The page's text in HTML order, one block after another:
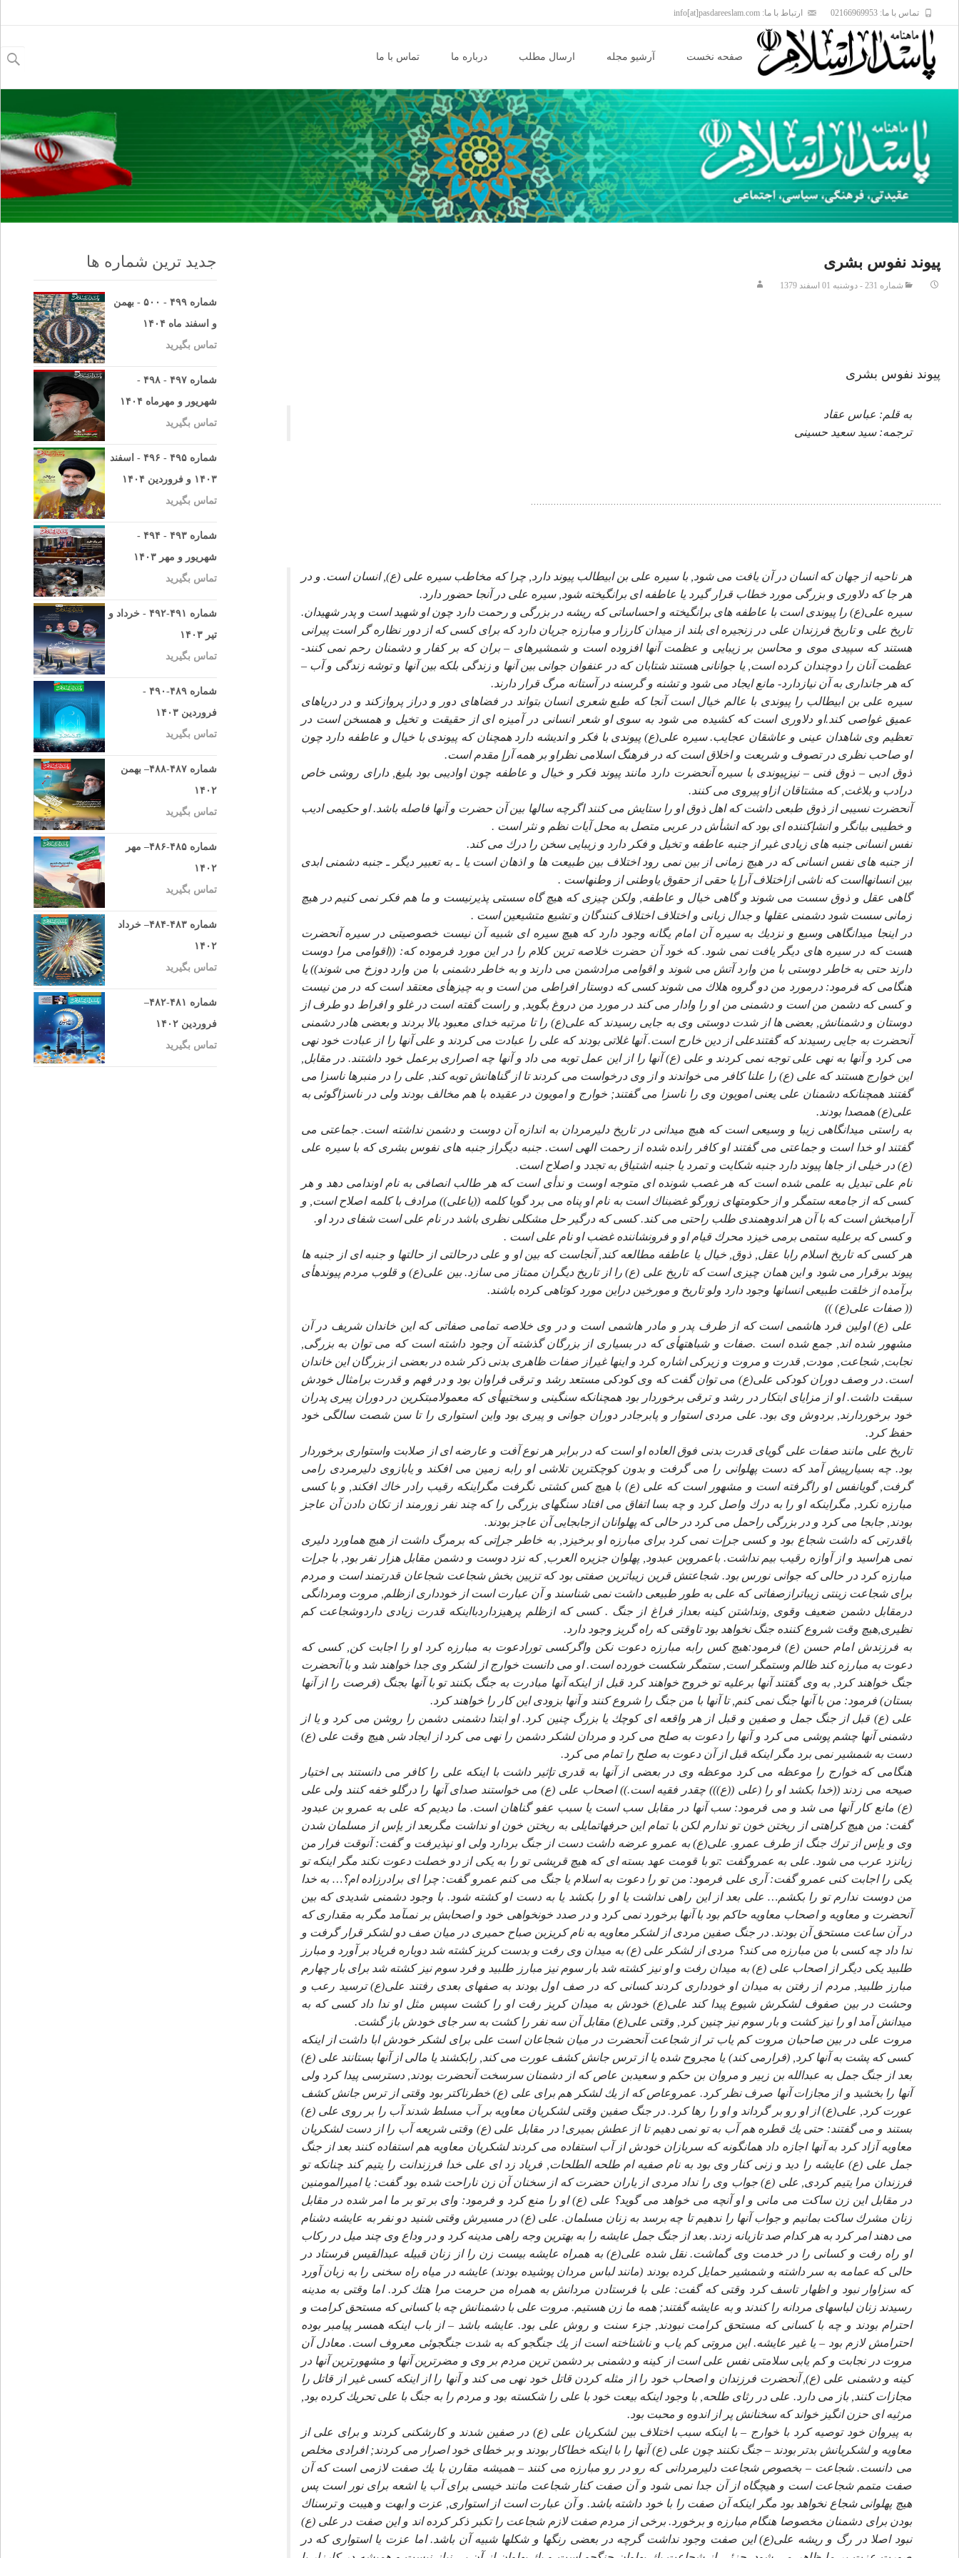
تماس با ما: 02166969953 ارتباط با ما: info[at]pasdareeslam.com
content
صفحه نخست آرشیو مجله ارسال مطلب درباره ما تماس با ما
برای:
پيوند نفوس بشرى
شماره 231 - دوشنبه 01 اسفند 1379
پيوند نفوس بشرى
به قلم: عباس عقاد
ترجمه: سيد سعيد حسينى
هر ناحيه از جهان كه انسان در آن يافت مى شود, با سيره على بن ابيطالب پيوند دارد, چرا كه مخاطب سيره على (ع), انسان است. و در
هر جا كه دلاورى و بزرگى مورد خطاب قرار گيرد يا عاطفه اى برانگيخته شود, سيره على در آنجا حضور دارد.
سيره على(ع) را پيوندى است با عاطفه هاى برانگيخته و احساساتى كه ريشه در بزرگى و رحمت دارد چون او شهيد است و پدر شهيدان.
تاريخ على و تاريخ فرزندان على در زنجيره اى بلند از ميدان كارزار و مبارزه جريان دارد كه براى كسى كه از دور نظاره گر است پيرانى
هستند كه سپيدى موى و محاسن بر زيبايى و عظمت آنها افزوده است و شمشيرهاى – بران كه بر كفار و دشمنان رحم نمى كنند-
عظمت آنان را دوچندان كرده است, يا جوانانى هستند شتابان كه در عنفوان جوانى بين آنها و زندگى بلكه بين آنها و توشه زندگى و آب –
كه هر جاندارى به آن نيازدارد- مانع ايجاد مى شود و تشنه و گرسنه در آستانه مرگ قرار دارند.
سيره على بن ابيطالب را پيوندى با عالم خيال است آنجا كه طبع شعرى انسان بتواند در فضاهاى دور و دراز پروازكند و در درياهاى
عميق غواصى كند.او دلاورى است كه كشيده مى شود به سوى او شعر انسانى در آميزه اى از حقيقت و تخيل و همسخن است در
تعظيم وى شاهدان عينى و عاشقان عجايب. سيره على(ع) پيوندى با فكر و انديشه دارد همچنان كه پيوندى با خيال و عاطفه دارد چون
او صاحب نظرى در تصوف و شريعت و اخلاق است كه در فرهنگ اسلامى نظراو بر همه آرإ مقدم است.
ذوق ادبى – ذوق فنى – نيزپيوندى با سيره آنحضرت دارد مانند پيوند فكر و خيال و عاطفه چون اواديبى بود بليغ, داراى روشى خاص
درادب و بلاغت, كه مشتاقان ازاو پيروى مى كنند.
آنحضرت نسيبى از ذوق طبعى داشت كه اهل ذوق او را ستايش مى كنند اگرچه سالها بين آن حضرت و آنها فاصله باشد. او حكيمى اديب
و خطيبى بيانگر و انشإكننده اى بود كه انشأش در عربى متصل به محل آيات نظم و نثر است .
نفس انسانى جنبه هاى زيادى غير از جنبه عاطفه و تخيل و فكر دارد و زيبايى سخن را درك مى كند.
از جنبه هاى نفس انسانى كه در هيچ زمانى از بين نمى رود اختلاف بين طبيعت ها و اذهان است يا ـ به تعبير ديگر ـ جنبه دشمنى ابدى
بين انسانهااست كه ناشى ازاختلاف آرإ يا حقى از حقوق ياوطنى از وطنهاست .
گاهى عقل و ذوق سست مى شوند و گاهى خيال و عاطفه, ولكن چيزى كه هيچ گاه سستى پذيرنيست و ما هم فكر نمى كنيم در هيچ
زمانى سست شود دشمنى عقلها و جدال زبانى و اختلاف اختلاف كنندگان و تشيع متشيعين است .
در اينجا ميدانگاهى وسيع و نزديك به سيره آن امام يگانه وجود دارد كه هيچ سيره اى شبيه آن نيست خصوصيتى در سيره آنحضرت
هست كه در سيره هاى ديگر يافت نمى شود. كه خود آن حضرت خلاصه ترين كلام را در اين مورد فرموده كه: ((اقوامى مرا دوست
دارند حتى به خاطر دوستى با من وارد آتش مى شوند و اقوامى مرادشمن مى دارند و به خاطر دشمنى با من وارد دوزخ مى شوند)) يا
هنگامى كه فرمود: درمورد من دو گروه هلاك مى شوند كسى كه دوستار افراطى من است و به چيزهأى معتقد است كه در من نيست
و كسى كه دشمن من است و دشمنى من او را وادار مى كند در مورد من دروغ بگويد, و راست گفته است در غلو و افراط دو طرف از
دوستان و دشمنانش, بعضى ها از شدت دوستى وى به جايى رسيدند كه على(ع) را تا مرتبه خداى معبود بالا بردند و بعضى هادر دشمنى
آنحضرت به جايى رسيدند كه گفتندعلى از دين خارج است. آنها غلاتى بودند كه على را عبادت مى كردند و على آنها را از عبادت خود نهى
مى كرد و آنها به نهى على توجه نمى كردند و على (ع) آنها را از اين عمل توبه مى داد و آنها چه اصرارى برعمل خود داشتند. در مقابل,
اين خوارج هستند كه على (ع) را علنا كافر مى خواندند و از وى درخواست مى كردند تا از گناهانش توبه كند, على را در منبرها ناسزا مى
گفتند همچنانكه دشمنان على يعنى امويون وى را ناسزا مى گفتند; خوارج و امويون در عقيده با هم مخالف بودند ولى در ناسزاگوئى به
على(ع) همصدا بودند.
به راستى ميدانگاهى زيبا و وسيعى است كه هيچ ميدانى در تاريخ دليرمردان به اندازه آن دوست و دشمن نداشته است. جماعتى مى
گفتند او خدا است و جماعتى مى گفتند او كافر رانده شده از رحمت الهى است. جنبه ديگراز جنبه هاى نفوس بشرى كه با سيره على
(ع) در خيلى از جاها پيوند دارد جنبه شكايت و تمرد يا جنبه اشتياق به تجدد و اصلاح است.
نام على تبديل به علمى شده است كه هر غصب شونده اى متوجه اوست و ندأى است كه هر طالب انصافى به نام اوندامى دهد و هر
كسى كه از جامعه ستمگر و از حكومتهاى زورگو غضبناك است به نام او پناه مى برد گويا كلمه ((ياعلى)) مرادف با كلمه اصلاح است, و
آرامبخش است كه با آن هر اندوهمندى طلب راحتى مى كند. كسى كه درگير حل مشكلى نظرى باشد در نام على است شفاى درد او.
و كسى كه برعليه ستمى برمى خيزد محرك قيام او و فرونشاننده غضب او نام على است .
هر كسى كه تاريخ اسلام رابا عقل, ذوق, خيال يا عاطفه مطالعه كند, آنجاست كه بين او و على درحالتى از حالتها و جنبه اى از جنبه ها
پيوند برقرار مى شود و اين همان چيزى است كه تاريخ على (ع) را از تاريخ ديگران ممتاز مى سازد. بين على(ع) و قلوب مردم پيوندهأى
برآمده از خلقت طبيعى انسانها وجود دارد ولو تاريخ و مورخين دراين مورد كوتاهى كرده باشند.
(( صفات على(ع) ))
على (ع) اولين فرد هاشمى است كه از طرف پدر و مادر هاشمى است و در وى خلاصه تمامى صفاتى كه اين خاندان شريف در آن
مشهور شده اند, جمع شده است .صفات و شباهتهأى كه در بسيارى از بزرگان گذشته آن وجود داشته است كه مى توان به بزرگى,
نجابت, شجاعت, مودت, قدرت و مروت و زيركى اشاره كرد و اينها غيراز صفات ظاهرى بدنى ذكر شده در بعضى از بزرگان اين خاندان
است. در وصف دوران كودكى على(ع) مى توان گفت كه وى كودكى مستعد رشد و ترقى فراوان بود و در فهم و قدرت برامثال خودش
سبقت داشت. او از مزاياى ابتكار در رشد و ترقى برخوردار بود همچنانكه سنگينى و سختيهأى كه معمولامبتكرين در دوران پيرى پدران
خود برخوردارند, بردوش وى بود. على مردى استوار و پابرجادر دوران جوانى و پيرى بود واين استوارى را تا سن شصت سالگى خود
حفظ كرد.
تاريخ على مانند صفات على گوياى قدرت بدنى فوق العاده او است كه در برابر هر نوع آفت و عارضه اى از صلابت واستوارى برخوردار
بود. چه بسيارپيش آمد كه دست پهلوانى را مى گرفت و بدون كوچكترين تلاشى او رابه زمين مى افكند و يابازوى دليرمردى رامى
گرفت, گويانفس او راگرفته است و مشهور است كه على (ع) با هيچ كس كشتى نگرفت مگراينكه رقيب رادر خاك افكند, و با كسى
مبارزه نكرد, مگراينكه او را به درك واصل كرد و چه بسا اتفاق مى افتاد سنگهاى بزرگى را كه چند نفر زورمند از تكان دادن آن عاجز
بودند, جابجا مى كرد و در بزرگى راحمل مى كرد در حالى كه پهلوانان ازجابجايى آن عاجز بودند.
باقدرتى كه داشت شجاع بود و كسى جرإت نمى كرد براى مبارزه او برخيزد, به خاطر جرإتى كه برمرگ داشت از هيچ هماورد دليرى
نمى هراسيد و از آوازه رقيب بيم نداشت. باعمروبن عبدود, پهلوان جزيره العرب, كه نزد دوست و دشمن مقابل هزار نفر بود, با جرإت
مبارزه كرد در حالى كه جوانى نورس بود. شجاعتش قرين زيباترين صفتى بود كه تزيين بخش شجاعت شجاعان قدرتمند است و مردم
براى شجاعت زينتى زيباترازصفاتى كه على به طور طبيعى داشت نمى شناسند و آن عبارت است از خوددارى ازظلم, مروت ومردانگى
درمقابل دشمن ضعيف وقوى ,ونداشتن كينه بعداز فراغ از جنگ . كسى كه ازظلم پرهيزداردبااينكه قدرت زيادى داردوشجاعت كم
نظيرى,هيچ وقت شروع كننده جنگ نخواهد بود تاوقتى كه راه گريز وجود دارد.
به فرزندش امام حسن (ع) فرمود:هيچ كس رابه مبارزه دعوت نكن واگركسى تورادعوت به مبارزه كرد او را اجابت كن, كسى كه
دعوت به مبارزه كند ظالم وستمگر است, ستمگر شكست خورده است. او مى دانست خوارج از لشكر وى جدا خواهند شد و با آنحضرت
جنگ خواهند كرد, به وى گفتند آنها برعليه تو خروج خواهند كرد قبل از اينكه آنها مبادرت به جنگ بكنند تو با آنها بجنگ (فرصت را از آنها
بستان) فرمود: من با آنها جنگ نمى كنم, تا آنها با من جنگ را شروع كنند و آنها بزودى اين كار را خواهند كرد.
على (ع) قبل از جنگ جمل و صفين و قبل از هر واقعه اى كوچك يا بزرگ چنين كرد. او ابتدا دشمنى دشمن را روشن مى كرد و يا از
دشمنى آنها چشم پوشى مى كرد و آنها را دعوت به صلح مى كرد و مردان لشكر دشمن را نهى مى كرد از ايجاد شر, هيچ وقت على (ع)
دست به شمشير نمى برد مگر اينكه قبل از آن دعوت به صلح را تمام مى كرد.
هنگامى كه خوارج را موعظه مى كرد موعظه وى در بعضى از آنها به قدرى تإثير داشت با اينكه على را كافر مى دانستند بى اختيار
صيحه مى زدند ((خدا بكشد او را (على ((ع))) چقدر فقيه است.)) اصحاب على (ع) مى خواستند صداى آنها را درگلو خفه كنند ولى على
(ع) مانع كار آنها مى شد و مى فرمود: سب آنها در مقابل سب است يا سبب عفو گناهان است. ما ديديم كه على به عمرو بن عبدود
گفت: من هيچ كراهتى از ريختن خون تو ندارم لكن با تمام اين حرفهاتمايلى به ريختن خون او نداشت مگربعد از يإس از مسلمان شدن
وى و يإس از ترك جنگ از طرف عمرو. على(ع) به عمرو عرضه داشت دست از جنگ بردارد ولى او نپذيرفت و گفت: آنوقت فرار من
زبانزد عرب مى شود. على به عمروگفت :تو با قومت عهد بسته اى كه هيچ قريشى تو را به يكى از دو خصلت دعوت نكند مگر اينكه تو
يكى را اجابت كنى عمرو گفت: آرى على فرمود: من تو را دعوت به اسلام يا جنگ مى كنم عمرو گفت: چرا اى برادرزاده ام؟… به خدا
من دوست ندارم تو را بكشم… على بعد از اين راهى نداشت يا او را بكشد يا به دست او كشته شود. با وجود دشمنى شديدى كه بين
آنحضرت و معاويه و اصحاب معاويه حاكم بود با آنها برخورد نمى كرد و در صدد خونخواهى خود و اصحابش بر نمىآمد مگر به مقدارى كه
در آن ساعت مستحق آن بودند. در جنگ صفين مردى از لشكر معاويه به نام كريزبن صباح حميرى در ميان صف دو لشكر قرار گرفت و
ندا داد چه كسى با من مبارزه مى كند؟ مردى از لشكر على (ع) به ميدان وى رفت و بدست كريز كشته شد دوباره فرياد بر آورد و مبارز
طلبيد يكى ديگر از اصحاب على (ع) به ميدان رفت و او نيز كشته شد بار سوم نيز مبارز طلبيد و فرد سوم نيز كشته شد براى بار چهارم
مبارز طلبيد, مردم از رفتن به ميدان او خوددارى كردند كسانى كه در صف اول بودند به صفهاى بعدى رفتند على(ع) ترسيد رعب و
وحشت در بين صفوف لشكرش شيوع پيدا كند على(ع) خودش به ميدان كريز رفت او را كشت سپس مثل او ندا داد كسى كه به
ميدانش آمد او را نيز كشت و بار سوم نيز چنين كرد, وقتى على(ع) مقابل آن سه نفر را كشت به سر جاى خودش باز گشت.
مروت على در بين صاحبان مروت كم ياب تر از شجاعت آنحضرت در ميان شجاعان است على براى لشكر خودش ابا داشت از اينكه
كسى كه پشت به آنها كرد, (فرارمى كند) يا مجروح شده يا از ترس جانش كشف عورت مى كند, رابكشند يا مالى از آنها بستانند على (ع)
بعد از جنگ جمل به عبدالله بن زبير و مروان بن حكم و سعيدبن عاص كه از دشمنان سرسخت آنحضرت بودند, دسترسى پيدا كرد ولى
آنها را بخشيد و از مجازات آنها صرف نظر كرد. عمروعاص كه از يك لشكر هم براى على (ع) خطرناكتر بود وقتى از ترس جانش كشف
عورت كرد, على(ع) از او رو بر گرداند و او را رها كرد. در جنگ صفين وقتى لشكريان معاويه بر آب مسلط شدند آب را بر روى على (ع)
بستند و مى گفتند: حتى يك قطره هم آب به تو نمى دهيم تا از عطش بميرى! در مقابل على (ع) وقتى شريعه آب را از دست لشكريان
معاويه آزاد كرد به آنها اجازه داد همانگونه كه سربازان خودش از آب استفاده مى كردند لشكريان معاويه هم استفاده كنند بعد از جنگ
جمل على (ع) عايشه را ديد و زنى كنار وى بود به نام صفيه ام طلحه الطلحات, فرياد زد اى على خدا فرزندانت را يتيم كند چنانكه تو
فرزندان مرا يتيم كردى, على (ع) جواب وى را نداد مردى از ياران حضرت كه از سخنان آن زن ناراحت شده بود گفت: يا اميرالمومنين
در مقابل اين زن ساكت مى مانى و او آنچه مى خواهد مى گويد؟ على (ع) او را منع كرد و فرمود: واى بر تو بر ما امر شده در مقابل
زنان مشرك ساكت بمانيم و جواب آنها را ندهيم تا چه برسد به زنان مسلمان. على (ع) در مسيرش وقتى شنيد دو نفر به عايشه دشنام
مى دهند امر كرد به هر كدام صد تازيانه زدند. بعد از جنگ جمل عايشه را به بهترين وجه راهى مدينه كرد و در وداع وى چند ميل در ركاب
او راه رفت و كسانى را در خدمت وى گماشت. نقل شده على(ع) به همراه عايشه بيست زن را از زنان قبيله عبدالقيس فرستاد در
حالى كه عمامه به سر داشته و شمشير حمايل كرده بودند (مانند لباس مردان پوشيده بودند) عايشه در مياه راه سخنى را به زبان آورد
كه سزاوار نبود و اظهار تاسف كرد وقتى كه گفت: على با فرستادن مردانش به همراه من حرمت مرا هتك كرد. اما وقتى به مدينه
رسيدند زنان لباسهاى مردانه را كندند و به عايشه گفتند; همه ما زن هستيم. مروت على با دشمنانش چه با كسانى كه مستحق كرامت و
احترام بودند و چه با كسانى كه مستحق كرامت نبودند, جزء سنت و روش على بود. عايشه باشد – از باب اينكه همسر پيامبر بوده
احترامش لازم بود – يا غير عايشه. اين مروتى كم ياب و ناشناخته است از يك جنگجو كه به شدت جنگجوئى معروف است. معادل آن
مروت در نجابت و كم يابى سلامتى نفس على است از كينه و دشمنى بر دشمن ترين مردم بر وى و مضرترين آنها و مشهورترين آنها در
كينه و دشمنى على (ع), آنحضرت فرزندان و اصحاب خود را از مثله كردن قاتل خود نهى مى كند و آنها را از اينكه كسى غير از قاتل را
مجازات كنند, باز مى دارد. على در رثاى طلحه, با وجود اينكه بيعت خود با على را شكسته بود و مردم را به جنگ با على تحريك كرده بود,
مرثيه اى حزن انگيز خواند كه سخنانش پر از اندوه و محبت بود.
به پيروان خود توصيه كرد با خوارج – با اينكه سبب اختلاف بين لشكريان على (ع) در صفين شدند و كارشكنى كردند و براى على از
معاويه و لشكريانش بدتر بودند – جنگ نكنند چون على (ع) آنها را با اينكه خطاكار بودند و بر خطاى خود اصرار مى كردند; افرادى مخلص
مى دانست. شجاعت – بخصوص شجاعت دليرمردانى كه رو در رو مبارزه مى كنند – هميشه مقارن با يك صفت لازمى است كه آن
صفت متمم شجاعت است و هيچگاه از آن جدا نمى شود و آن صفت كنار شجاعت مانند خيسى براى آب يا اشعه براى نور است پس
هيچ پهلوانى شجاع نخواهد بود مگر اينكه آن صفت را با خود داشته باشد. و آن عبارت است از استوارى, عزت و ابهت و هيبت و ترسناك
بودن براى دشمنان مخصوصا هنگام مبارزه و برخورد. برخى از مردم صفت لازم شجاعت را تكبر ذكر كرده اند و اين صفت در على (ع)
نبود اصلا در رگ و ريشه على(ع) اين صفت وجود نداشت گرچه در بعضى رنگها و شكلها شبيه آن باشد. اما عزت يا استوارى كه در
جدید ترین شماره ها
شماره ۴۹۹ - ۵۰۰ - بهمن
و اسفند ماه ۱۴۰۴
تماس بگیرید
شماره ۴۹۷ - ۴۹۸ -
شهریور و مهرماه ۱۴۰۴
تماس بگیرید
شماره ۴۹۵ - ۴۹۶ - اسفند
۱۴۰۳ و فروردین ۱۴۰۴
تماس بگیرید
شماره ۴۹۳ - ۴۹۴ -
شهریور و مهر ۱۴۰۳
تماس بگیرید
شماره ۴۹۱-۴۹۲ - خرداد و
تیر ۱۴۰۳
تماس بگیرید
شماره ۴۸۹-۴۹۰ -
فروردین ۱۴۰۳
تماس بگیرید
شماره ۴۸۷-۴۸۸– بهمن
۱۴۰۲
تماس بگیرید
شماره ۴۸۵-۴۸۶– مهر
۱۴۰۲
تماس بگیرید
شماره ۴۸۳-۴۸۴– خرداد
۱۴۰۲
تماس بگیرید
شماره ۴۸۱-۴۸۲–
فروردین ۱۴۰۲
تماس بگیرید